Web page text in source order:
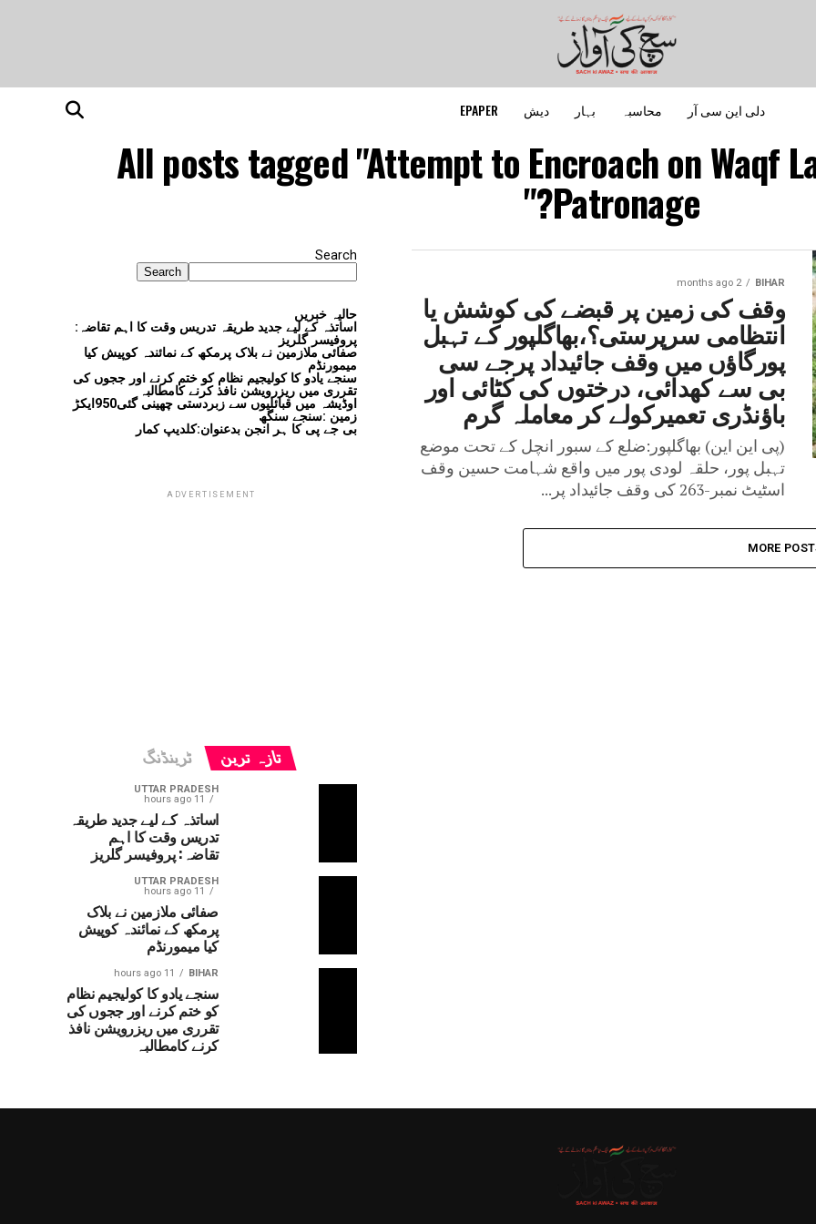
دلی این سی آر محاسبہ بہار دیش EPAPER
All posts tagged "Attempt to Encroach on Waqf
Patronage?"
BIHAR
2 months ago
وقف کی زمین پر قبضے کی کوشش یا
انتظامی سرپرستی؟،بھاگلپور کے تہبل
پورگاؤں میں وقف جائیداد پرجے سی
بی سے کھدائی، درختوں کی کٹائی اور
باؤنڈری تعمیرکولے کر معاملہ گرم
(پی این این) بھاگلپور:ضلع کے سبور انچل کے تحت موضع
تہبل پور، حلقہ لودی پور میں واقع شہامت حسین وقف
اسٹیٹ نمبر-263 کی وقف جائیداد پر...
MORE
Search
Search
حالیہ خبریں
اساتذہ کے لیے جدید طریقہ تدریس وقت کا اہم تقاضہ:
پروفیسر گلریز
صفائی ملازمین نے بلاک پرمکھ کے نمائندہ کوپیش کیا
میمورنڈم
سنجے یادو کا کولیجیم نظام کو ختم کرنے اور ججوں کی
تقرری میں ریزرویشن نافذ کرنے کامطالبہ
اوڈیشہ میں قبائلیوں سے زبردستی چھینی گئی950ایکڑ
زمین :سنجے سنگھ
بی جے پی کا ہر انجن بدعنوان:کلدیپ کمار
ADVERTISEMENT
تازہ ترین ٹرینڈنگ
UTTAR PRADESH
11 hours ago
اساتذہ کے لیے جدید طریقہ
تدریس وقت کا اہم
تقاضہ: پروفیسر گلریز
UTTAR PRADESH
11 hours ago
صفائی ملازمین نے بلاک
پرمکھ کے نمائندہ کوپیش
کیا میمورنڈم
BIHAR
11 hours ago
سنجے یادو کا کولیجیم نظام
کو ختم کرنے اور ججوں کی
تقرری میں ریزرویشن نافذ
کرنے کامطالبہ